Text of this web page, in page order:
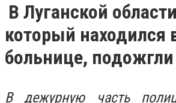
В Луганской
который находился
больнице,
В дежурную часть